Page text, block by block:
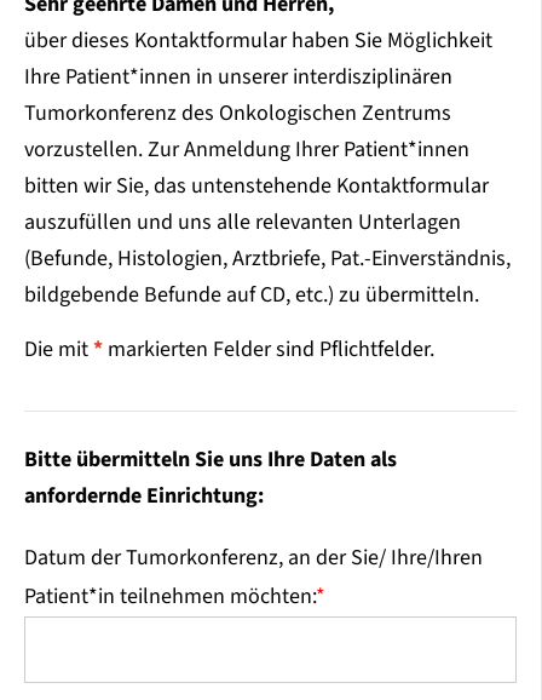
über dieses Kontaktformular haben Sie Möglichkeit
Ihre Patient*innen in unserer interdisziplinären
Tumorkonferenz des Onkologischen Zentrums
vorzustellen. Zur Anmeldung Ihrer Patient*innen
bitten wir Sie, das untenstehende Kontaktformular
auszufüllen und uns alle relevanten Unterlagen
(Befunde, Histologien, Arztbriefe, Pat.-Einverständnis,
bildgebende Befunde auf CD, etc.) zu übermitteln.
Die mit * markierten Felder sind Pflichtfelder.
Bitte übermitteln Sie uns Ihre Daten als
anfordernde Einrichtung:
Datum der Tumorkonferenz, an der Sie/ Ihre/Ihren
Patient*in teilnehmen möchten:*